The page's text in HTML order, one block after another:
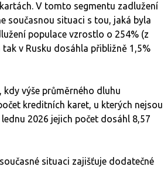
V tomto segmentu zadlužení
současnou situaci s tou, jaká byla
populace vzrostlo o 254% (z
v Rusku dosáhla přibližně 1,5%
výše průměrného dluhu
kreditních karet, u kterých nejsou
2026 jejich počet dosáhl 8,57
situaci zajišťuje dodatečné